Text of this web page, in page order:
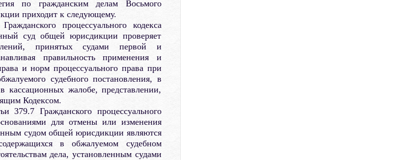
по гражданским делам Восьмого
приходит к следующему.
процессуального кодекса
суд общей юрисдикции проверяет
принятых судами первой и
правильность применения и
и норм процессуального права при
судебного постановления, в
кассационных жалобе, представлении,
Кодексом.
379.7 Гражданского процессуального
для отмены или изменения
судом общей юрисдикции являются
в обжалуемом судебном
дела, установленным судами